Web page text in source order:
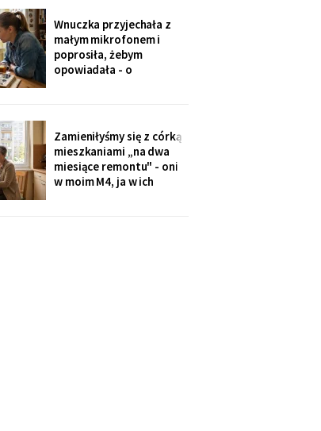
sąsiadowi, który zawsze
mi pomaga - a nie synowi,
który nie przyjechał ani
do szpitala, ani na
rocznicę
Wnuczka przyjechała z
małym mikrofonem i
poprosiła, żebym
opowiadała - o
niedziele. Powiedziała,
że chce, żeby jej dzieci
kiedyś usłyszały mój głos.
Zamieniłyśmy się z córką
mieszkaniami „na dwa
miesiące remontu" - oni
w moim M4, ja w ich